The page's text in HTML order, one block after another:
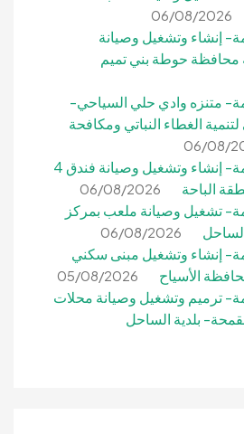
06/08/2026
إنشاء وتشغيل وصيانة
محافظة حوطة بني تميم
متنزه وادي حلي السياحي-
الغطاء النباتي ومكافحة
06/08/
منافسة عامة- إنشاء وتشغيل وصيانة فندق 4
الباحة
06/08/2026
تشغيل وصيانة ملعب بمركز
06/08/2026
إنشاء وتشغيل مبنى سكني
الأسياح
05/08/2026
ترميم وتشغيل وصيانة محلات
بلدية الساحل